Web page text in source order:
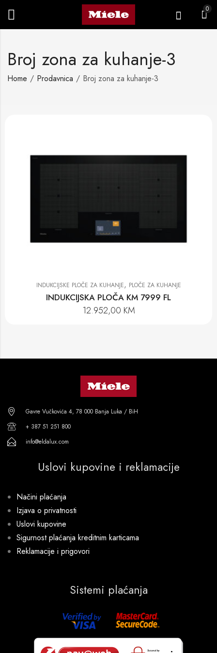
0
Broj zona za kuhanje-3
Home Prodavnica Broj zona za kuhanje-3
INDUKCIJSKE PLOČE ZA KUHANJE, PLOČE ZA KUHANJE
INDUKCIJSKA PLOČA KM 7999 FL
12.952,00 KM
Gavre Vučkovića 4, 78 000 Banja Luka / BiH
+ 387 51 251 800
info@eldalux.com
Uslovi kupovine i reklamacije
Načini plaćanja
Izjava o privatnosti
Uslovi kupovine
Sigurnost plaćanja kreditnim karticama
Reklamacije i prigovori
Sistemi plaćanja